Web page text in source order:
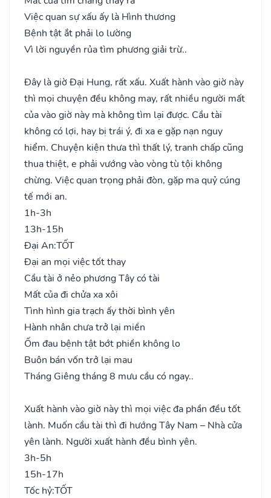
Việc quan sự xấu ấy là Hình thương
Bệnh tật ắt phải lo lường
Vì lời nguyền rủa tìm phương giải trừ..
Đây là giờ Đại Hung, rất xấu. Xuất hành vào giờ này
thì mọi chuyện đều không may, rất nhiều người mất
của vào giờ này mà không tìm lại được. Cầu tài
không có lợi, hay bị trái ý, đi xa e gặp nạn nguy
hiểm. Chuyện kiện thưa thì thất lý, tranh chấp cũng
thua thiệt, e phải vướng vào vòng tù tội không
chừng. Việc quan trọng phải đòn, gặp ma quỷ cúng
tế mới an.
1h-3h
13h-15h
Đại An:TỐT
Đại an mọi việc tốt thay
Cầu tài ở nẻo phương Tây có tài
Mất của đi chửa xa xôi
Tình hình gia trạch ấy thời bình yên
Hành nhân chưa trở lại miền
Ốm đau bệnh tật bớt phiền không lo
Buôn bán vốn trở lại mau
Tháng Giêng tháng 8 mưu cầu có ngay..
Xuất hành vào giờ này thì mọi việc đa phần đều tốt
lành. Muốn cầu tài thì đi hướng Tây Nam – Nhà cửa
yên lành. Người xuất hành đều bình yên.
3h-5h
15h-17h
Tốc hỷ:TỐT